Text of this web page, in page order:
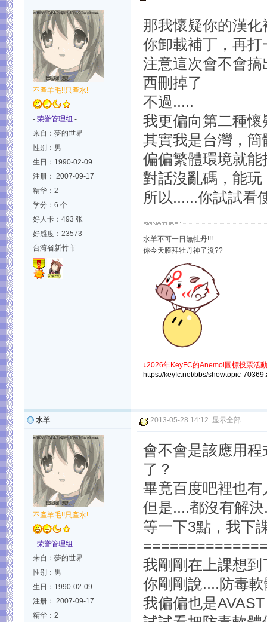
不產羊毛!!只產水!
- 荣誉管理组 -
来自：夢的世界
性别：男
生日：1990-02-09
注册： 2007-09-17
精华：2
学分：6 个
好人卡：493 张
好感度：23573
台湾省新竹市
那我懷疑你的漢
你卸載補丁，再打
注意這次會不會
西刪掉了
不過.....
我更偏向第二種懷
其實我是台灣，
偏偏繁體環境就能
對話沒亂碼，能玩
所以......你試試看
水羊不可一日無牡丹!!!
你今天膜拜牡丹神了沒??
↓2026年KeyFC的Anemoi圖標投票活
https://keyfc.net/bbs/showtopic-
水羊
不產羊毛!!只產水!
- 荣誉管理组 -
来自：夢的世界
性别：男
生日：1990-02-09
注册： 2007-09-17
精华：2
2013-05-28 14:12 显示全部
會不會是該應用
了？
畢竟百度吧裡也有
但是....都沒有解
等一下3點，我下
我剛剛在上課想
你剛剛說....防毒
我偏偏也是AVAST